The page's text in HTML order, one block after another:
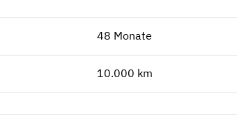
48 Monate
10.000 km